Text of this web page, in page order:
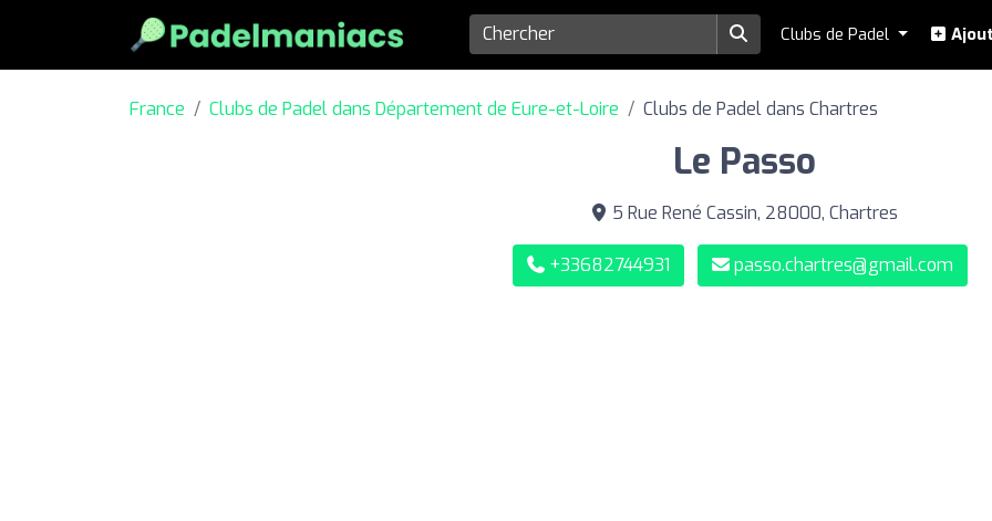
Clubs de Padel
France Clubs de Padel dans Département de Eure-et-Loire Clubs de Padel dans Chartres
Le Passo
5 Rue René Cassin, 28000, Chartres
+33682744931 passo.chartres@gmail.com